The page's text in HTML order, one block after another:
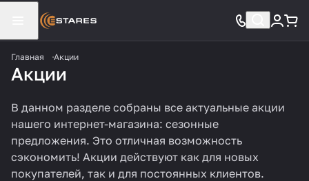
Главная Акции
Акции
В данном разделе собраны все актуальные акции
нашего интернет-магазина: сезонные
предложения. Это отличная возможность
сэкономить! Акции действуют как для новых
покупателей, так и для постоянных клиентов.